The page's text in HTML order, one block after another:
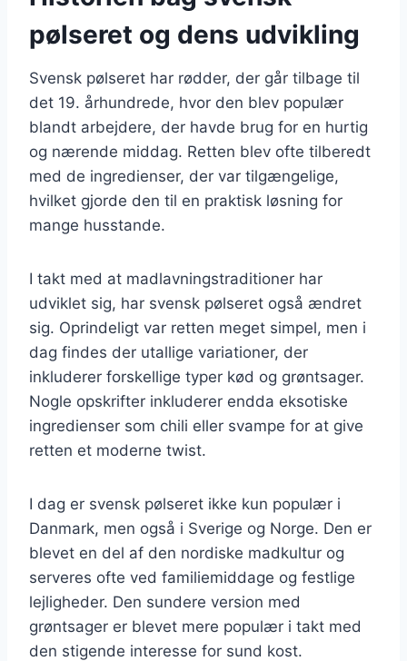
pølseret og dens udvikling
Svensk pølseret har rødder, der går tilbage til
det 19. århundrede, hvor den blev populær
blandt arbejdere, der havde brug for en hurtig
og nærende middag. Retten blev ofte tilberedt
med de ingredienser, der var tilgængelige,
hvilket gjorde den til en praktisk løsning for
mange husstande.
I takt med at madlavningstraditioner har
udviklet sig, har svensk pølseret også ændret
sig. Oprindeligt var retten meget simpel, men i
dag findes der utallige variationer, der
inkluderer forskellige typer kød og grøntsager.
Nogle opskrifter inkluderer endda eksotiske
ingredienser som chili eller svampe for at give
retten et moderne twist.
I dag er svensk pølseret ikke kun populær i
Danmark, men også i Sverige og Norge. Den er
blevet en del af den nordiske madkultur og
serveres ofte ved familiemiddage og festlige
lejligheder. Den sundere version med
grøntsager er blevet mere populær i takt med
den stigende interesse for sund kost.